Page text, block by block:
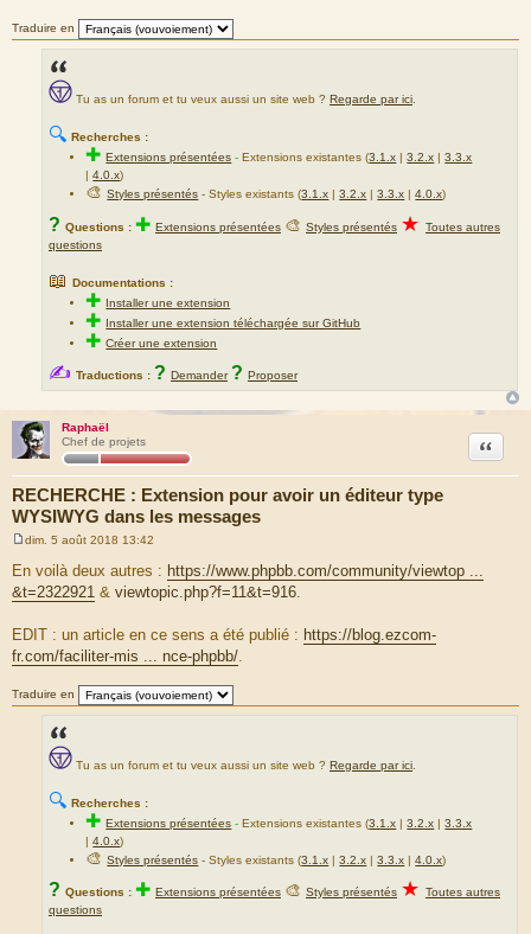
Traduire en
Tu as un forum et tu veux aussi un site web ? Regarde par ici
🔍 Recherches :
✚Extensions présentées -Extensions existantes (3.1.x |3.2.x |3.3.x
|4.0.x)
🎨Styles présentés - Styles existants (3.1.x |3.2.x |3.3.x |4.0.x)
? Questions : ✚ Extensions présentées 🎨 Styles présentés ★ Toutes autres
questions
📖 Documentations :
✚ Installer une extension
✚ Installer une extension téléchargée sur GitHub
✚Créer une extension
✍ Traductions : ? Demander ? Proposer
Raphaël
Chef de projets
RECHERCHE : Extension pour avoir un éditeur type
WYSIWYG dans les messages
Citation
s
s
e
dim. 5 août 2018 13:42
En voilà deux autres : https://www.phpbb.com/community/viewtop ...
&t=2322921 & viewtopic.php?f=11&t=916
EDIT : un article en ce sens a été publié : https://blog.ezcom-
fr.com/faciliter-mis ... nce-phpbb/
Traduire en
Tu as un forum et tu veux aussi un site web ? Regarde par ici
🔍 Recherches :
✚Extensions présentées -Extensions existantes (3.1.x |3.2.x |3.3.x
|4.0.x)
🎨Styles présentés - Styles existants (3.1.x |3.2.x |3.3.x |4.0.x)
? Questions : ✚ Extensions présentées 🎨 Styles présentés ★ Toutes autres
questions